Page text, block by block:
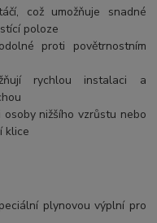
což umožňuje snadné
poloze
proti povětrnostním
rychlou instalaci a
nižšího vzrůstu nebo
klice
plynovou výplní pro